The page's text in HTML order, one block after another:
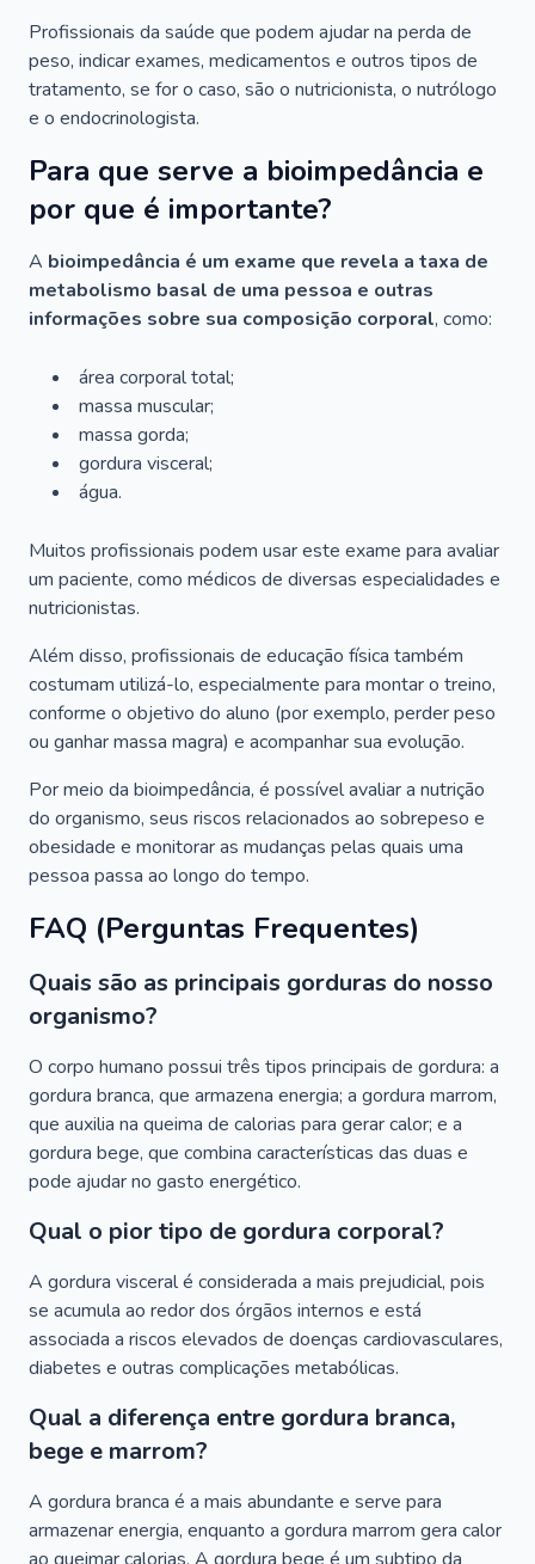
Profissionais da saúde que podem ajudar na perda de
peso, indicar exames, medicamentos e outros tipos de
tratamento, se for o caso, são o nutricionista, o nutrólogo
e o endocrinologista.
Para que serve a bioimpedância e
por que é importante?
A bioimpedância é um exame que revela a taxa de
metabolismo basal de uma pessoa e outras
informações sobre sua composição corporal, como:
área corporal total;
massa muscular;
massa gorda;
gordura visceral;
água.
Muitos profissionais podem usar este exame para avaliar
um paciente, como médicos de diversas especialidades e
nutricionistas.
Além disso, profissionais de educação física também
costumam utilizá-lo, especialmente para montar o treino,
conforme o objetivo do aluno (por exemplo, perder peso
ou ganhar massa magra) e acompanhar sua evolução.
Por meio da bioimpedância, é possível avaliar a nutrição
do organismo, seus riscos relacionados ao sobrepeso e
obesidade e monitorar as mudanças pelas quais uma
pessoa passa ao longo do tempo.
FAQ (Perguntas Frequentes)
Quais são as principais gorduras do nosso
organismo?
O corpo humano possui três tipos principais de gordura: a
gordura branca, que armazena energia; a gordura marrom,
que auxilia na queima de calorias para gerar calor; e a
gordura bege, que combina características das duas e
pode ajudar no gasto energético.
Qual o pior tipo de gordura corporal?
A gordura visceral é considerada a mais prejudicial, pois
se acumula ao redor dos órgãos internos e está
associada a riscos elevados de doenças cardiovasculares,
diabetes e outras complicações metabólicas.
Qual a diferença entre gordura branca,
bege e marrom?
A gordura branca é a mais abundante e serve para
armazenar energia, enquanto a gordura marrom gera calor